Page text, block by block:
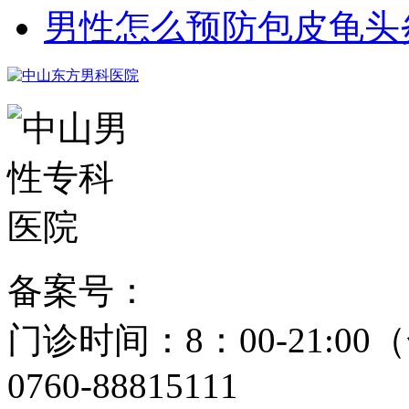
男性怎么预防包皮龟
备案号：
门诊时间：8：00-21:00
0760-88815111